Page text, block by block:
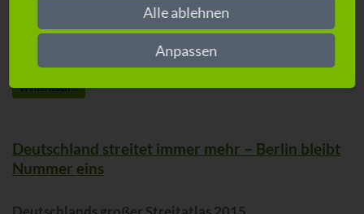
Werktagen innerhalb von 24 Stunden. Diese Erweiterungen sind
zudem Bestandteil der Produktinnovation rund um das Thema
„Smart Insurance“ und der Digitalisierungsoffensive der Generali in
Deutschland, die im Jahr 2016 stattfindet.
Weiterlesen …
Deutschland streitet immer mehr – Berlin bleibt
Nummer eins
Alle ablehnen
Anpassen